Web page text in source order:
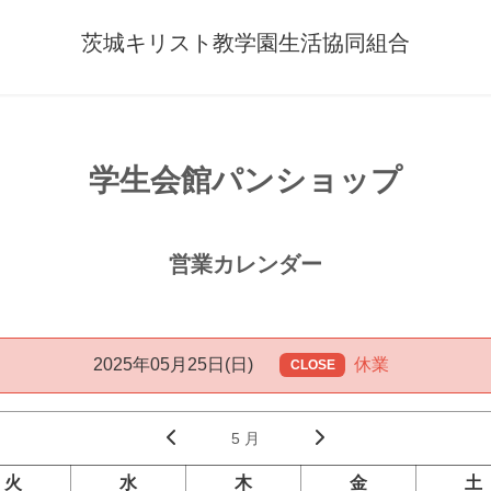
茨城キリスト教学園生活協同組合
学生会館パンショップ
営業カレンダー
2025年05月25日(日) CLOSE 休業
5 月
火 水 木 金 土